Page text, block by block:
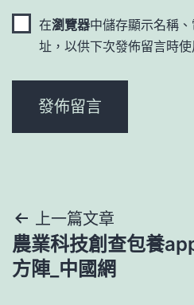
在瀏覽器中儲存顯示名稱
址，以供下次發佈留言時使
文
章
上一篇文章
農業科技創查包養
方陣_中國網